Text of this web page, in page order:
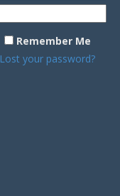
Remember Me
Lost your password?